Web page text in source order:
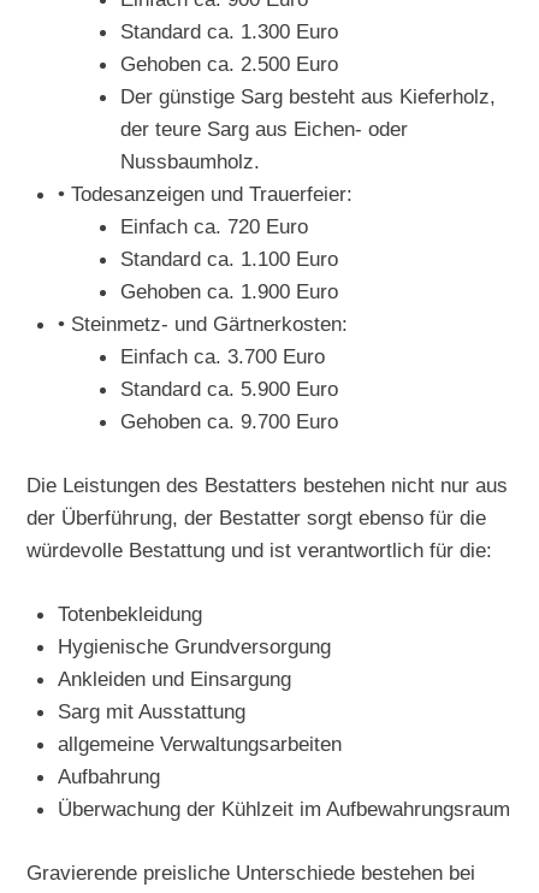
Standard ca. 1.300 Euro
Gehoben ca. 2.500 Euro
Der günstige Sarg besteht aus Kieferholz,
der teure Sarg aus Eichen- oder
Nussbaumholz.
• Todesanzeigen und Trauerfeier:
Einfach ca. 720 Euro
Standard ca. 1.100 Euro
Gehoben ca. 1.900 Euro
• Steinmetz- und Gärtnerkosten:
Einfach ca. 3.700 Euro
Standard ca. 5.900 Euro
Gehoben ca. 9.700 Euro
Die Leistungen des Bestatters bestehen nicht nur aus
der Überführung, der Bestatter sorgt ebenso für die
würdevolle Bestattung und ist verantwortlich für die:
Totenbekleidung
Hygienische Grundversorgung
Ankleiden und Einsargung
Sarg mit Ausstattung
allgemeine Verwaltungsarbeiten
Aufbahrung
Überwachung der Kühlzeit im Aufbewahrungsraum
Gravierende preisliche Unterschiede bestehen bei